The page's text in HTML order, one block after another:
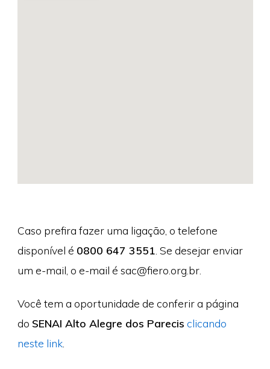
Caso prefira fazer uma ligação, o telefone
disponível é 0800 647 3551 . Se desejar enviar
um e-mail, o e-mail é sac@fiero.org.br.
Você tem a oportunidade de conferir a página
do SENAI Alto Alegre dos Parecis clicando
neste link.